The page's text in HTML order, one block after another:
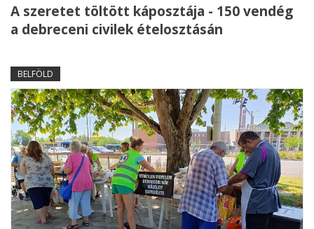
A szeretet töltött káposztája - 150 vendég
a debreceni civilek ételosztásán
BELFÖLD